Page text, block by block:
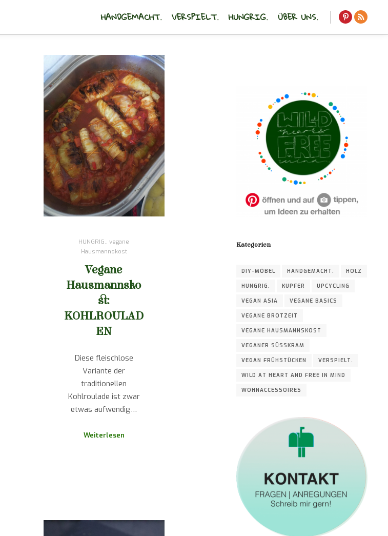
HANDGEMACHT. VERSPIELT. HUNGRIG. ÜBER UNS.
HUNGRIG.,vegane
Hausmannskost
Vegane
Hausmannsko
st:
KOHLROULAD
EN
Diese fleischlose
Variante der
traditionellen
Kohlroulade ist zwar
etwas aufwendig…
Weiterlesen
Kategorien
DIY-MÖBEL HANDGEMACHT. HOLZ
HUNGRIG. KUPFER UPCYCLING
VEGAN ASIA VEGANE BASICS
VEGANE BROTZEIT
VEGANE HAUSMANNSKOST
VEGANER SÜSSKRAM
VEGAN FRÜHSTÜCKEN VERSPIELT.
WILD AT HEART AND FREE IN MIND
WOHNACCESSOIRES